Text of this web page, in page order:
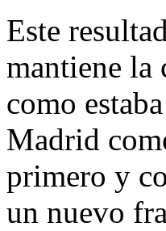
Este
mantiene la
como
Madrid
primero y
un nuevo